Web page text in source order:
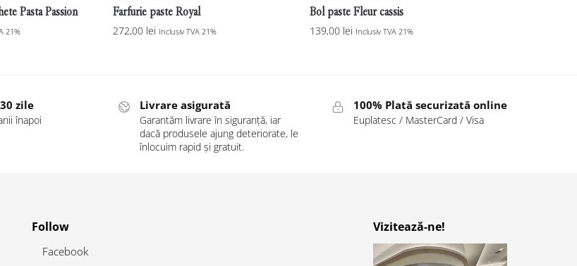
Pasta Passion
21%
Farfurie paste Royal
272,00 lei Inclusiv TVA 21%
Bol paste Fleur cassis
139,00 lei Inclusiv TVA 21%
zile
înapoi
Livrare asigurată
Garantăm livrare în siguranță, iar
dacă produsele ajung deteriorate, le
înlocuim rapid și gratuit.
100% Plată securizată online
Euplatesc / MasterCard / Visa
Follow
Facebook
Vizitează-ne!